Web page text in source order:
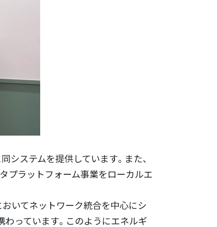
システムを提供しています。また、
プラットフォーム事業をローカルエ
おいてネットワーク統合を中心にシ
わっています。このようにエネルギ